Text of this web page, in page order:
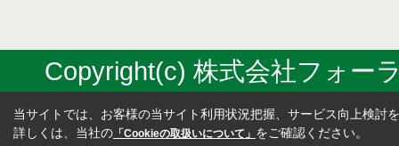
Copyright(c) 株式会社フォー
当サイトでは、お客様の当サイト利用状況把握、サービス向上検討
詳しくは、当社の 「Cookieの取扱いについて」 をご確認ください。